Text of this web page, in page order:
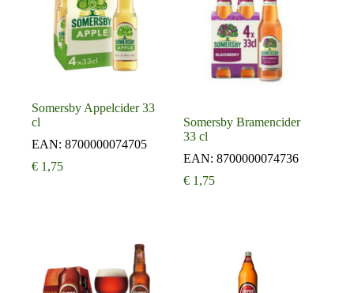
Somersby Appelcider 33
cl
EAN: 8700000074705
€ 1,75
Somersby Bramencider
33 cl
EAN:8700000074736
€ 1,75